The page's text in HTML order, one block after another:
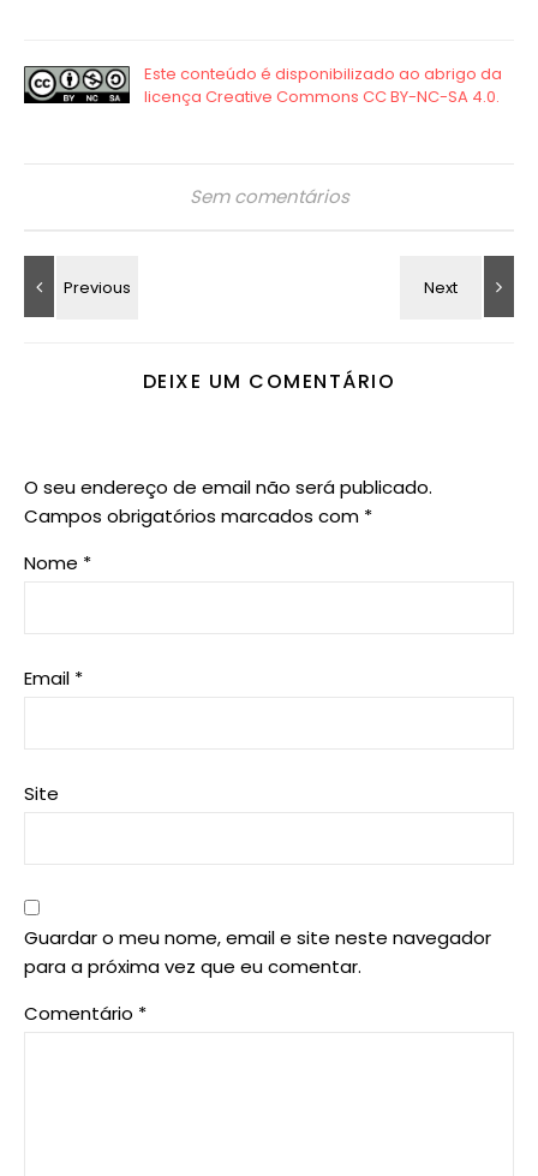
Sem comentários
DEIXE UM COMENTÁRIO
O seu endereço de email não será publicado.
Campos obrigatórios marcados com *
Nome *
Email *
Site
Guardar o meu nome, email e site neste navegador
para a próxima vez que eu comentar.
Comentário *